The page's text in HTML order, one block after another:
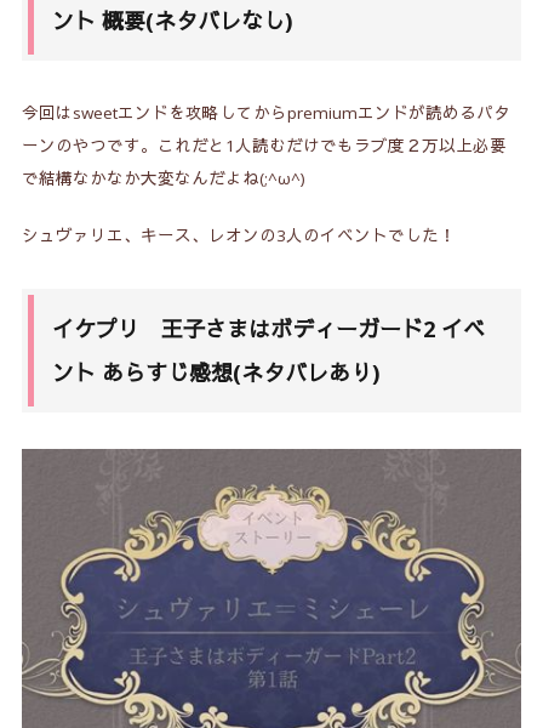
ント 概要(ネタバレなし)
今回はsweetエンドを攻略してからpremiumエンドが読めるパタ
ーンのやつです。これだと1人読むだけでもラブ度２万以上必要
で結構なかなか大変なんだよね(;^ω^)
シュヴァリエ、キース、レオンの3人のイベントでした！
イケプリ 王子さまはボディーガード2 イベ
ント あらすじ感想(ネタバレあり)